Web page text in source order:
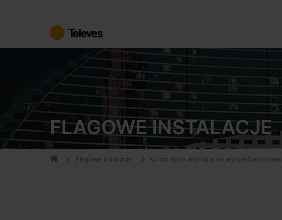
treści
FLAGOWE INSTALACJE
Flagowe instalacje Kurort doha anantara na wyspie bananowej